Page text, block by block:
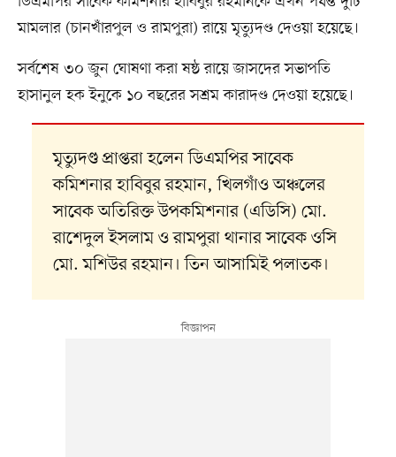
মামলার (চানখাঁরপুল ও রামপুরা) রায়ে মৃত্যুদণ্ড দেওয়া হয়েছে।
সর্বশেষ ৩০ জুন ঘোষণা করা ষষ্ঠ রায়ে জাসদের সভাপতি
হাসানুল হক ইনুকে ১০ বছরের সশ্রম কারাদণ্ড দেওয়া হয়েছে।
মৃত্যুদণ্ড প্রাপ্তরা হলেন ডিএমপির সাবেক
কমিশনার হাবিবুর রহমান, খিলগাঁও অঞ্চলের
সাবেক অতিরিক্ত উপকমিশনার (এডিসি) মো.
রাশেদুল ইসলাম ও রামপুরা থানার সাবেক ওসি
মো. মশিউর রহমান। তিন আসামিই পলাতক।